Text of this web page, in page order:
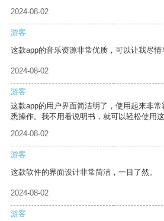
2024-08-02
游客
这款app的音乐资源非常优质，可以让我尽情
2024-08-02
游客
这款app的用户界面简洁明了，使用起来非
悉操作。我不用看说明书，就可以轻松使用这
2024-08-02
游客
这款软件的界面设计非常简洁，一目了然。
2024-08-02
游客